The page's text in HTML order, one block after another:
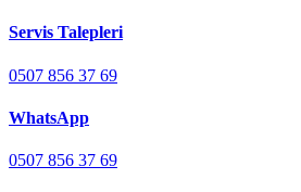
Servis Talepleri
0507 856 37 69
WhatsApp
0507 856 37 69